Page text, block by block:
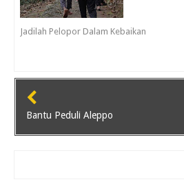
Jadilah Pelopor Dalam Kebaikan
Bantu Peduli Aleppo